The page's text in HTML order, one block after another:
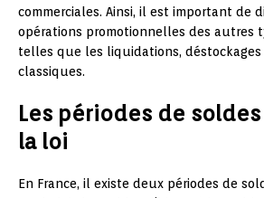
commerciales. Ainsi, il est important de
opérations promotionnelles des autres
telles que les liquidations, déstockages
classiques.
Les périodes de
la loi
En France, il existe deux périodes de